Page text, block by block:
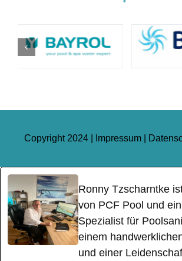
Copyright 2024 | Impressum
Ronny Tzscharntke
von PCF Pool und
Spezialist für
einem
und einer